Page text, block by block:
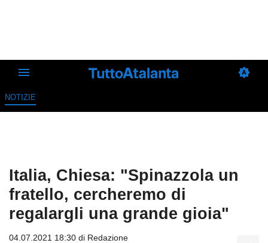
NOTIZIE
Italia, Chiesa: "Spinazzola un
fratello, cercheremo di
regalargli una grande gioia"
04.07.2021 18:30 di Redazione